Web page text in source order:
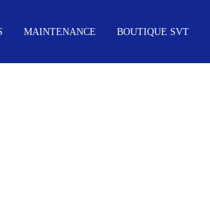
MAINTENANCE BOUTIQUE SVT